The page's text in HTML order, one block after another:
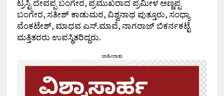
ಟ್ರಸ್ಟಿ ದೇವಪ್ಪ ಬಂಗೇರ, ಪ್ರಮುಖರಾದ ಪ್ರಮೀಳ ಅಣ್ಣಪ್ಪ
ಬಂಗೇರ, ಸತೀಶ್ ಕಾಡುಮಠ, ವಿಶ್ವನಾಥ ಪುತ್ತೂರು, ಸಂಧ್ಯಾ
ವೆಂಕಟೇಶ್, ಮಾಧವ ಎಸ್.ಮಾವೆ, ನಾಗರಾಜ್ ಬಿಕರ್ನಕಟ್ಟೆ
ಮತ್ತಿತರರು ಉಪಸ್ಥಿತರಿದ್ದರು.
ಜಾಹೀರಾತು